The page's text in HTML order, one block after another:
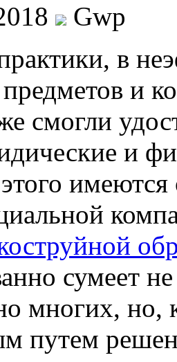
Gwp
в
и
смогли
и
имеются
сумеет
многих, но,
путем